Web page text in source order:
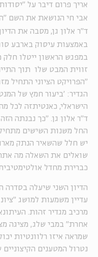
אריך פרום דיבר על
אבי חי הנושאת את השם
ד"ר אלון גן, מסבה את
באמצעות עיסוק בארבע
במפגש הראשון ייטלו חלק
זווית המבט שלו תוך
"הפרויקט הציוני התחיל
הגדיר: 'ביעור חמץ של
הישראלי, כאנטיתזה לכל
ד"ר אלון גן. "כך נבנתה
החל משנות השישים מתחיל
יש חלל שהשאיר הנתק
שואלים את השאלה מה
כברירת מחדל
הדיון השני שיעלה
עדיין משמעות למושג
מרכיב מגדיר זהות.
אחרת" במבי שלג, מציגה
שמראה איזו רלוונטיות
נטרול המטענים הקיצוניים